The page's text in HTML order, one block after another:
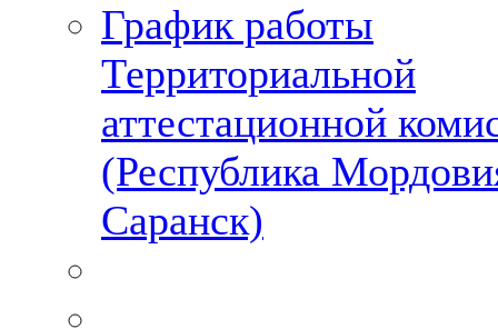
График работы
Территориальной
аттестационной
(Республика
Саранск)